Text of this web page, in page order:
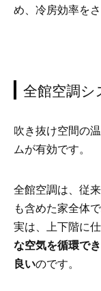
め、冷房効率を
全館空調シ
吹き抜け空間の
ムが有効です。
全館空調は、従
も含めた家全体
実は、上下階に
な空気を循環で
良いのです。